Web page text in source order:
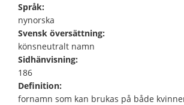
Språk:
nynorska
Svensk översättning:
könsneutralt namn
Sidhänvisning:
186
Definition:
fornamn som kan brukas på både